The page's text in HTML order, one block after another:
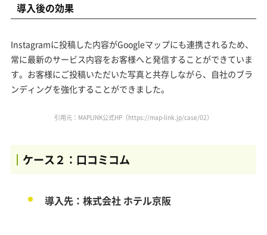
導入後の効果
Instagramに投稿した内容がGoogleマップにも連携されるため、
常に最新のサービス内容をお客様へと発信することができていま
す。お客様にご投稿いただいた写真と共存しながら、自社のブラ
ンディングを強化することができました。
引用元：MAPLINK公式HP（https://map-link.jp/case/02）
ケース２：口コミコム
導入先：株式会社 ホテル京阪